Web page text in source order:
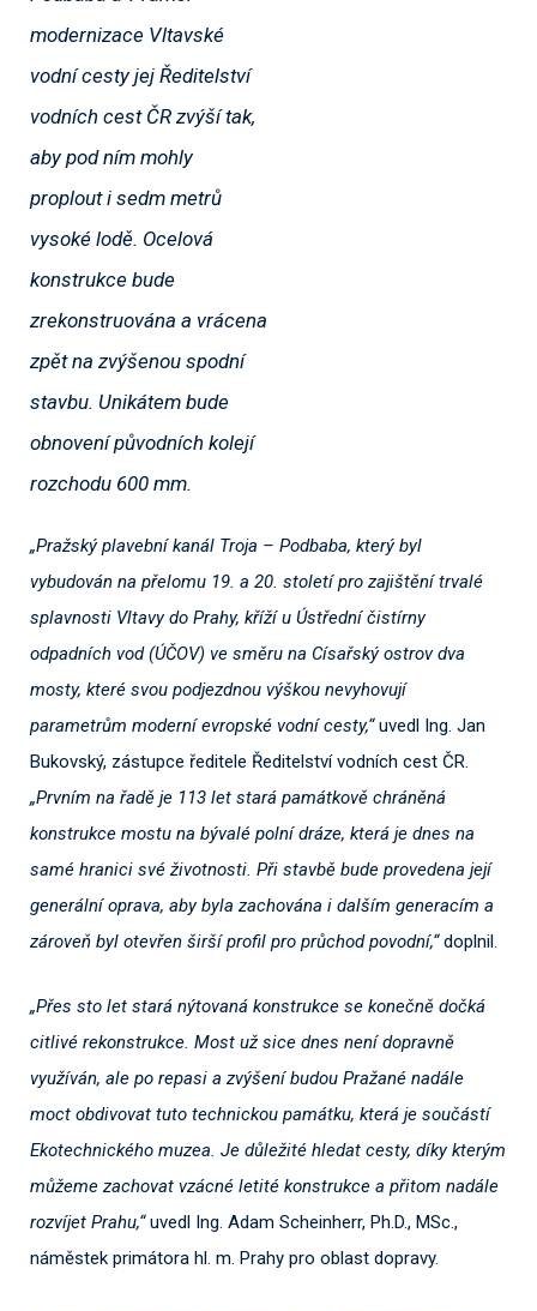
modernizace Vltavské
vodní cesty jej Ředitelství
vodních cest ČR zvýší tak,
aby pod ním mohly
proplout i sedm metrů
vysoké lodě. Ocelová
konstrukce bude
zrekonstruována a vrácena
zpět na zvýšenou spodní
stavbu. Unikátem bude
obnovení původních kolejí
rozchodu 600 mm.
„Pražský plavební kanál Troja – Podbaba, který byl
vybudován na přelomu 19. a 20. století pro zajištění trvalé
splavnosti Vltavy do Prahy, kříží u Ústřední čistírny
odpadních vod (ÚČOV) ve směru na Císařský ostrov dva
mosty, které svou podjezdnou výškou nevyhovují
parametrům moderní evropské vodní cesty,“uvedl Ing. Jan
Bukovský, zástupce ředitele Ředitelství vodních cest ČR.
„Prvním na řadě je 113 let stará památkově chráněná
konstrukce mostu na bývalé polní dráze, která je dnes na
samé hranici své životnosti. Při stavbě bude provedena její
generální oprava, aby byla zachována i dalším generacím a
zároveň byl otevřen širší profil pro průchod povodní,“doplnil.
„Přes sto let stará nýtovaná konstrukce se konečně dočká
citlivé rekonstrukce. Most už sice dnes není dopravně
využíván, ale po repasi a zvýšení budou Pražané nadále
moct obdivovat tuto technickou památku, která je součástí
Ekotechnického muzea. Je důležité hledat cesty, díky kterým
můžeme zachovat vzácné letité konstrukce a přitom nadále
rozvíjet Prahu,“uvedl Ing. Adam Scheinherr, Ph.D., MSc.,
náměstek primátora hl. m. Prahy pro oblast dopravy.